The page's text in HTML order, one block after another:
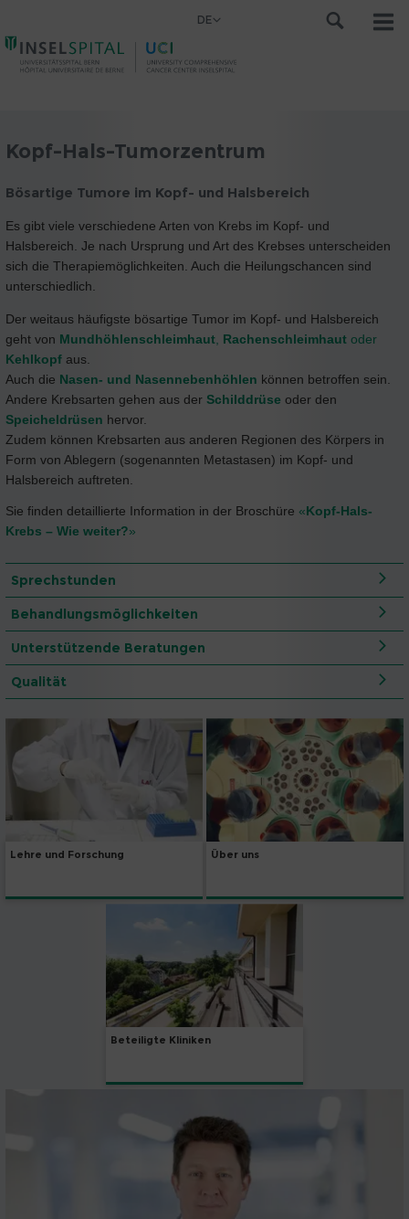
DE
Kopf-Hals-Tumorzentrum
Bösartige Tumore im Kopf- und Halsbereich
Es gibt viele verschiedene Arten von Krebs im Kopf- und
Halsbereich. Je nach Ursprung und Art des Krebses unterscheiden
sich die Therapiemöglichkeiten. Auch die Heilungschancen sind
unterschiedlich.
Der weitaus häufigste bösartige Tumor im Kopf- und Halsbereich
geht von Mundhöhlenschleimhaut Rachenschleimhaut oder
Kehlkopf aus.
Auch die Nasen- und Nasennebenhöhlen können betroffen sein.
Andere Krebsarten gehen aus der Schilddrüse oder den
Speicheldrüsen hervor.
Zudem können Krebsarten aus anderen Regionen des Körpers in
Form von Ablegern (sogenannten Metastasen) im Kopf- und
Halsbereich auftreten.
Sie finden detaillierte Information in der Broschüre «Kopf-Hals-
Krebs – Wie weiter?»
Sprechstunden
Behandlungsmöglichkeiten
Unterstützende Beratungen
Qualität
Lehre und Forschung Über uns
Beteiligte Kliniken